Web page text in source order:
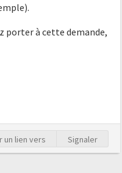
porter à cette demande,
un lien vers Signaler